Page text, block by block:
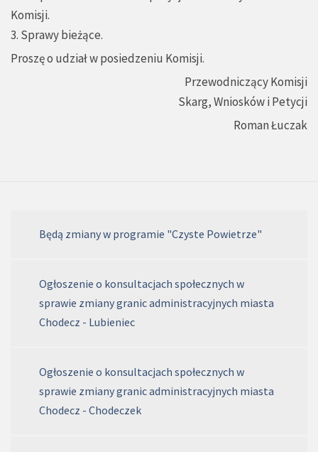
Komisji.
3. Sprawy bieżące.
Proszę o udział w posiedzeniu Komisji.
Przewodniczący Komisji
Skarg, Wniosków i Petycji
Roman Łuczak
Będą zmiany w programie "Czyste Powietrze"
Ogłoszenie o konsultacjach społecznych w
sprawie zmiany granic administracyjnych miasta
Chodecz - Lubieniec
Ogłoszenie o konsultacjach społecznych w
sprawie zmiany granic administracyjnych miasta
Chodecz - Chodeczek